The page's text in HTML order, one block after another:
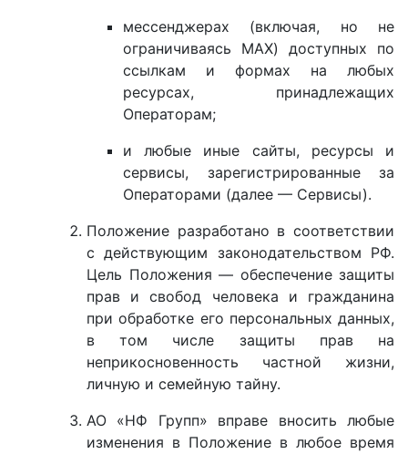
мессенджерах (включая, но не
ограничиваясь MAX) доступных по
ссылкам и формах на любых
ресурсах, принадлежащих
Операторам;
и любые иные сайты, ресурсы и
сервисы, зарегистрированные за
Операторами (далее — Сервисы).
Положение разработано в соответствии
с действующим законодательством РФ.
Цель Положения — обеспечение защиты
прав и свобод человека и гражданина
при обработке его персональных данных,
в том числе защиты прав на
неприкосновенность частной жизни,
личную и семейную тайну.
АО «НФ Групп» вправе вносить любые
изменения в Положение в любое время